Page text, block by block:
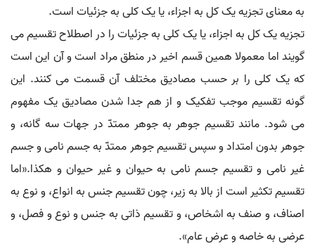
به معنای تجزیه یک کل به اجزاء، یا یک کلی به جزئیات است.
تجزیه یک کل به اجزاء، یا یک کلی به جزئیات را در اصطلاح تقسیم می
گویند اما معمولا همین قسم اخیر در منطق مراد است و آن این است
که یک کلی را بر حسب مصادیق مختلف آن قسمت می کنند. این
گونه تقسیم موجب تفکیک و از هم جدا شدن مصادیق یک مفهوم
می شود. مانند تقسیم جوهر به جوهر ممتدّ در جهات سه گانه، و
جوهر بدون امتداد و سپس تقسیم جوهر ممتدّ به جسم نامی و جسم
غیر نامی و تقسیم جسم نامی به حیوان و غیر حیوان و هکذا.«اما
تقسیم تکثیر است از بالا به زیر، چون تقسیم جنس به انواع، و نوع به
اصناف، و صنف به اشخاص، و تقسیم ذاتی به جنس و نوع و فصل، و
عرضی به خاصه و عرض عام».